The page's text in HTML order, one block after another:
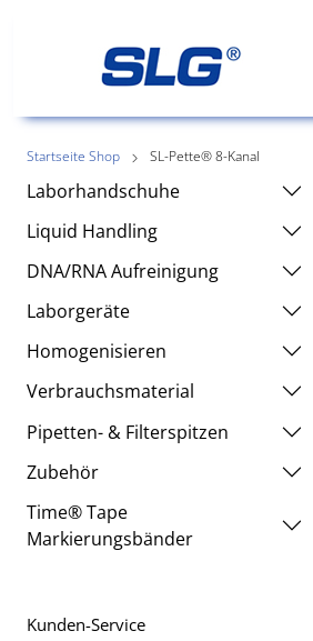
Startseite Shop SL-Pette® 8-Kanal
Laborhandschuhe
Liquid Handling
DNA/RNA Aufreinigung
Laborgeräte
Homogenisieren
Verbrauchsmaterial
Pipetten- & Filterspitzen
Zubehör
Time® Tape
Markierungsbänder
Kunden-Service